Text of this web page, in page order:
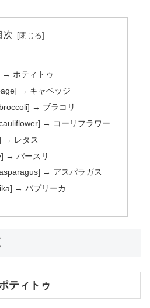
次
→ ポティトゥ
→ キャベッジ
→ ブラコリ
→ コーリフラワー
→ レタス
→ パースリ
→ アスパラガス
→ パプリーカ
ティトゥ